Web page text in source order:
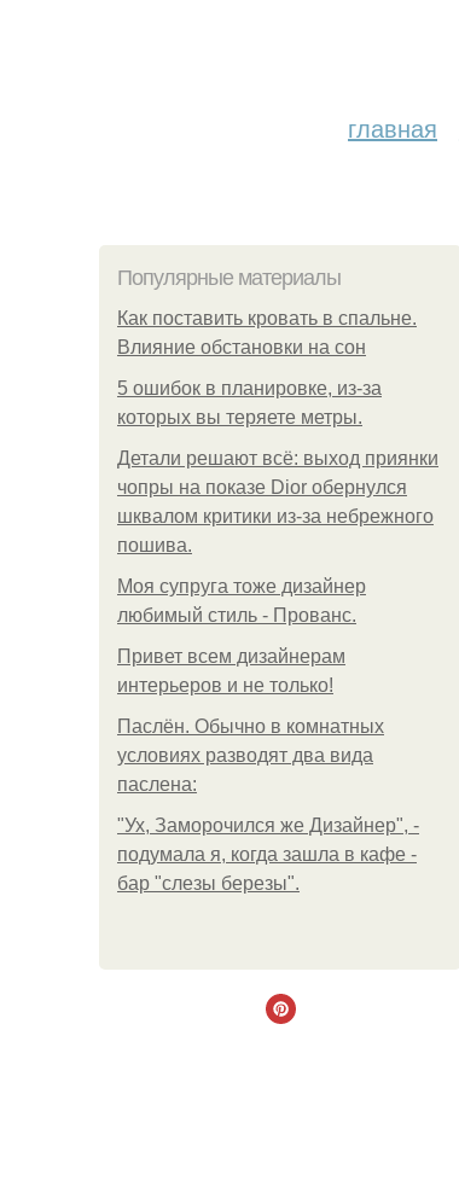
главная
Популярные материалы
Как поставить кровать в спальне.
Влияние обстановки на сон
5 ошибок в планировке, из-за
которых вы теряете метры.
Детали решают всё: выход приянки
чопры на показе Dior обернулся
шквалом критики из-за небрежного
пошива.
Моя супруга тоже дизайнер
любимый стиль - Прованс.
Привет всем дизайнерам
интерьеров и не только!
Паслён. Обычно в комнатных
условиях разводят два вида
паслена:
"Ух, Заморочился же Дизайнер", -
подумала я, когда зашла в кафе -
бар "слезы березы".